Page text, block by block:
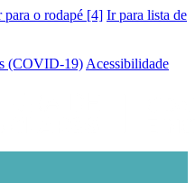
para o rodapé [4] Ir para lista de
(COVID-19) Acessibilidade